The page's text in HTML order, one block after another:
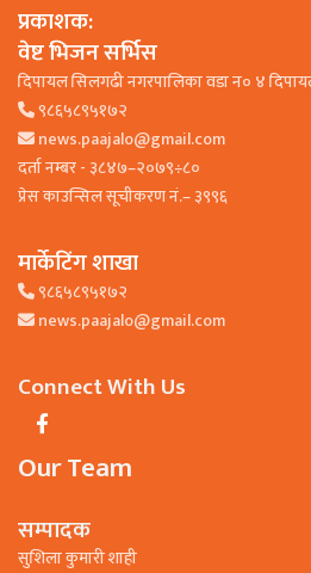
प्रकाशक:
वेष्ट भिजन सर्भिस
दिपायल सिलगढी नगरपालिका वडा न० ४
९८६५८९५१७२
news.paajalo@gmail.com
दर्ता नम्बर - ३८४७–२०७९÷८०
प्रेस काउन्सिल सूचीकरण नं.– ३९९६
मार्केटिंग शाखा
९८६५८९५१७२
news.paajalo@gmail.com
Connect With Us
Our Team
सम्पादक
सुशिला कुमारी शाही